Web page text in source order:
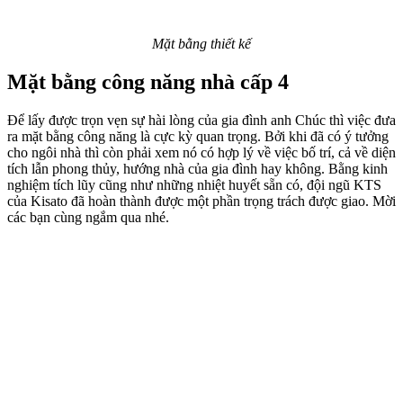
Mặt bằng thiết kế
Mặt bằng công năng nhà cấp 4
Để lấy được trọn vẹn sự hài lòng của gia đình anh Chúc thì việc đưa
ra mặt bằng công năng là cực kỳ quan trọng. Bởi khi đã có ý tưởng
cho ngôi nhà thì còn phải xem nó có hợp lý về việc bố trí, cả về diện
tích lẫn phong thủy, hướng nhà của gia đình hay không. Bằng kinh
nghiệm tích lũy cũng như những nhiệt huyết sẵn có, đội ngũ KTS
của Kisato đã hoàn thành được một phần trọng trách được giao. Mời
các bạn cùng ngắm qua nhé.